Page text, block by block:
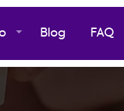
Blog FAQ